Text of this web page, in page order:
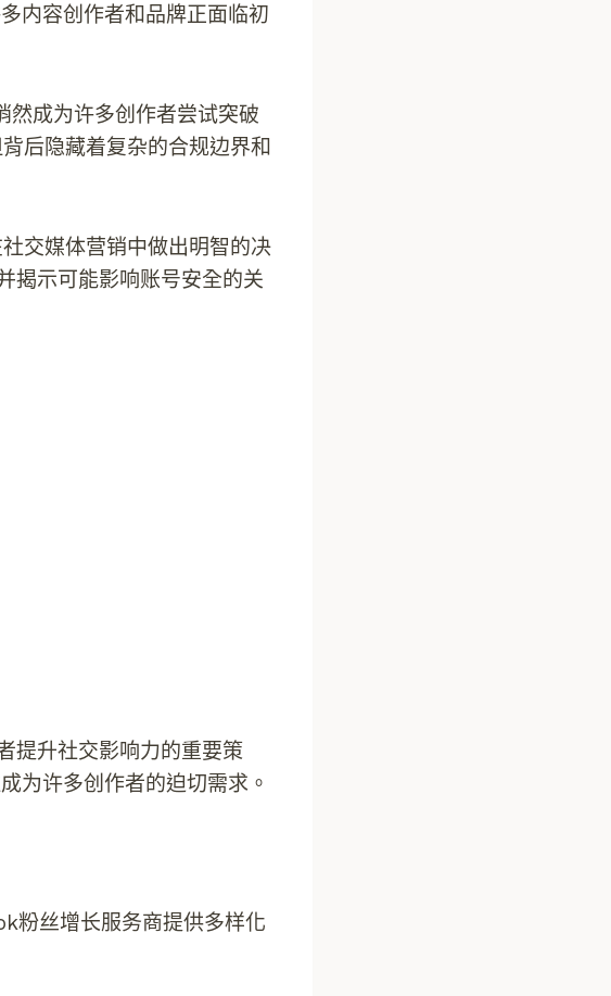
内容创作者和品牌正面临初
然成为许多创作者尝试突破
后隐藏着复杂的合规边界和
交媒体营销中做出明智的决
揭示可能影响账号安全的关
提升社交影响力的重要策
为许多创作者的迫切需求。
粉丝增长服务商提供多样化